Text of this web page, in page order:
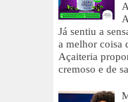
Já sentiu a
a melhor coisa
Açaiteria
cremoso e de